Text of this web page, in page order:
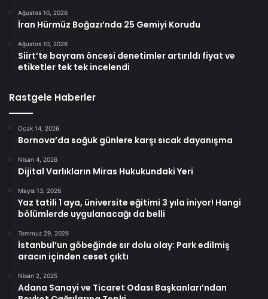
Ağustos 10, 2026
İran Hürmüz Boğazı’nda 25 Gemiyi Korudu
Ağustos 10, 2026
Siirt’te bayram öncesi denetimler artırıldı fiyat ve
etiketler tek tek incelendi
Rastgele Haberler
Ocak 14, 2026
Bornova’da soğuk günlere karşı sıcak dayanışma
Nisan 4, 2026
Dijital Varlıkların Miras Hukukundaki Yeri
Mayıs 13, 2026
Yaz tatili 1 aya, üniversite eğitimi 3 yıla iniyor! Hangi
bölümlerde uygulanacağı da belli
Temmuz 29, 2026
İstanbul’un göbeğinde sır dolu olay: Park edilmiş
aracın içinden ceset çıktı
Nisan 2, 2025
Adana Sanayi ve Ticaret Odası Başkanları’ndan